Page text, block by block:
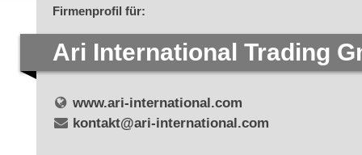
Firmenprofil für:
Ari International Trading
www.ari-international.com
kontakt@ari-international.com